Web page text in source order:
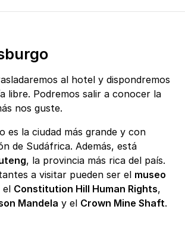
al hotel y dispondremos
libre. Podremos salir a conocer la
nos guste.
es la ciudad más grande y con
de Sudáfrica. Además, está
, la provincia más rica del país.
a visitar pueden ser el museo
el Constitution Hill Human Rights,
Mandela y el Crown Mine Shaft.